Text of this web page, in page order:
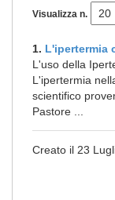
Visualizza n.
1. L'ipertermia
L'uso della
L'ipertermia
scientifico
Pastore ...
Creato il 23